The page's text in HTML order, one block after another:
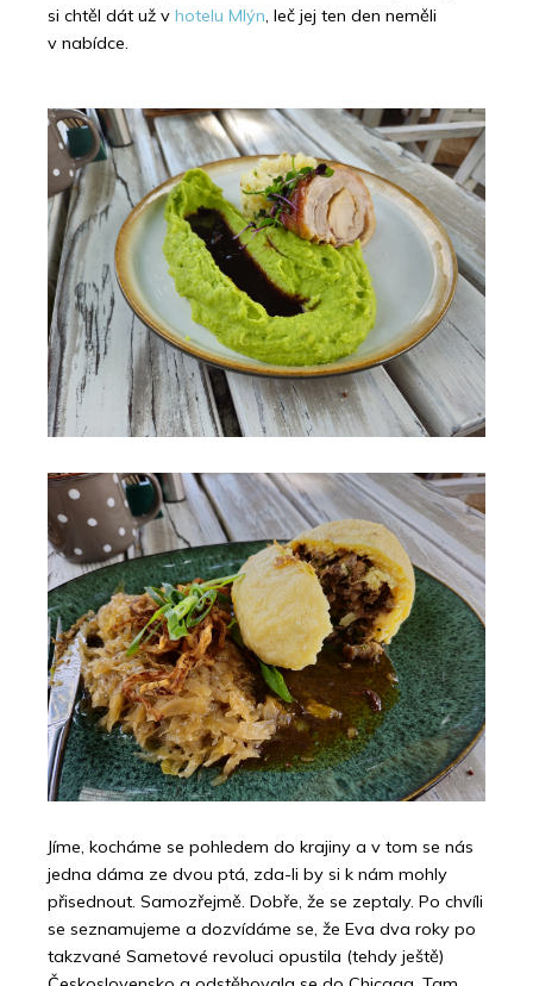
si chtěl dát už v hotelu Mlýn, leč jej ten den neměli
v nabídce.
Jíme, kocháme se pohledem do krajiny a v tom se nás
jedna dáma ze dvou ptá, zda-li by si k nám mohly
přisednout. Samozřejmě. Dobře, že se zeptaly. Po chvíli
se seznamujeme a dozvídáme se, že Eva dva roky po
takzvané Sametové revoluci opustila (tehdy ještě)